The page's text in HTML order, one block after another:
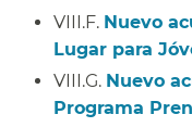
VIII.F. Nuevo
Lugar para
VIII.G. Nuevo
Programa